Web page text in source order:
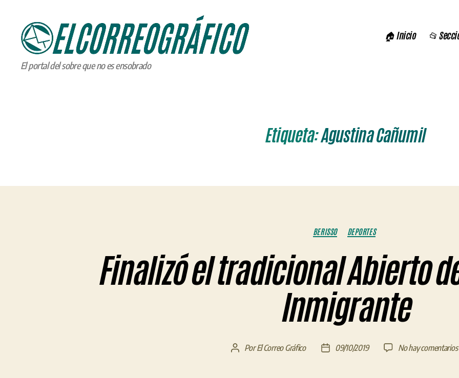
ELCORREOGRÁFICO
El portal del sobre que no es ensobrado
🏠 Inicio 📂
Etiqueta:Agustina Cañumil
Categorías
BERISSO DEPORTES
Finalizó el tradicional Abierto
Inmigrante
Autor
PorEl Correo Gráfico
Fecha09/10/2019 No hay comentariosen